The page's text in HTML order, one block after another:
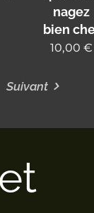
nagez
bien
10,00 €
Suivant